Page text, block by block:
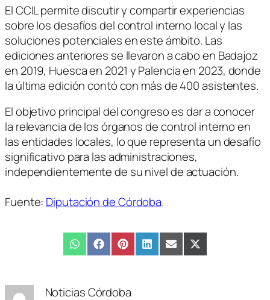
El CCIL permite discutir y compartir experiencias
sobre los desafíos del control interno local y las
soluciones potenciales en este ámbito. Las
ediciones anteriores se llevaron a cabo en Badajoz
en 2019, Huesca en 2021 y Palencia en 2023, donde
la última edición contó con más de 400 asistentes.
El objetivo principal del congreso es dar a conocer
la relevancia de los órganos de control interno en
las entidades locales, lo que representa un desafío
significativo para las administraciones,
independientemente de su nivel de actuación.
Fuente: Diputación de Córdoba.
Compartir
en
WhatsAppCompartir
en
FacebookCompartir
en
PinterestCompartir
en
LinkedInCompartir
en
EmailCompartir
en
X
(Twitter)
Noticias Córdoba